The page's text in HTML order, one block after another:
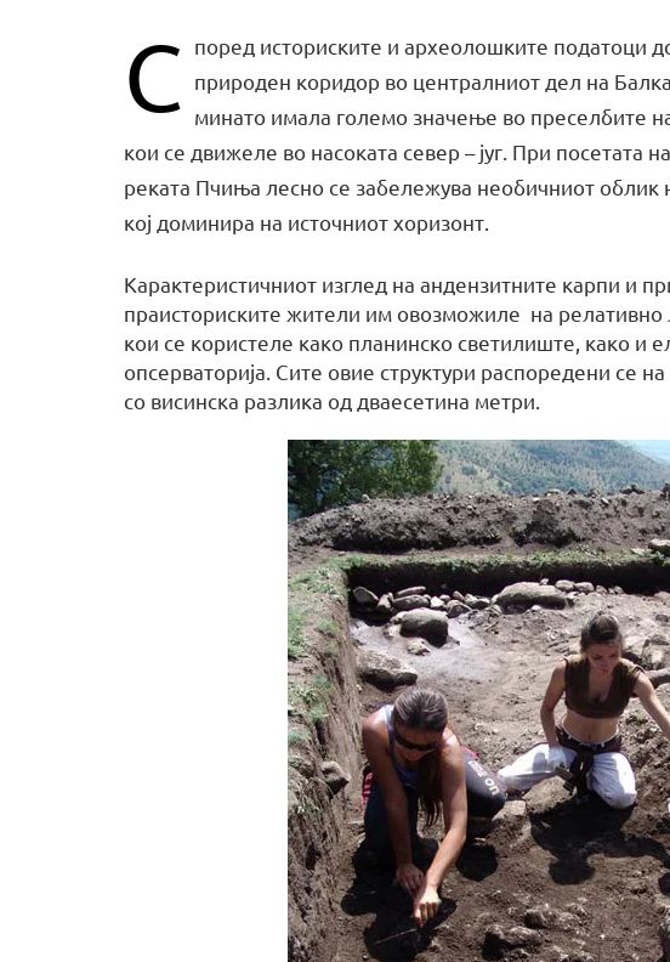
С
поред историските и археолошките податоци
природен коридор во централниот дел на
минато имала големо значење во преселбите
кои се движеле во насоката север – југ. При посетата
реката Пчиња лесно се забележува необичниот облик
кој доминира на источниот хоризонт.
Карактеристичниот изглед на андензитните карпи и
праисториските жители им овозможиле на релативно
кои се користеле како планинско светилиште, како и
опсерваторија. Сите овие структури распоредени се
со висинска разлика од дваесетина метри.